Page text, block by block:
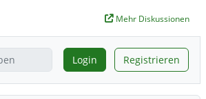
Mehr Diskussionen
Login Registrieren